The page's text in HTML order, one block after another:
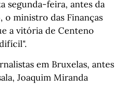
segunda-feira, antes da
ministro das Finanças
a vitória de Centeno
em Bruxelas, antes
Joaquim Miranda